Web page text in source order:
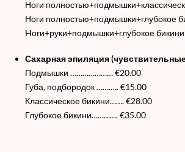
Ноги
Ноги полностью+подмышки+глубокое
Hоги+руки+подмышки+глубокое
Сахарная эпиляция
Подмышки ………………… €20.00
Губа, подбородок …….…. €15.00
Классическое бикини……. €28.00
Глубокое бикини…………. €35.00